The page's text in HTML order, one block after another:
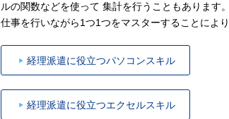
ルの関数などを使って 集計を行うこともあります。
仕事を行いながら1つ1つをマスターすることによ
経理派遣に役立つパソコンスキル
経理派遣に役立つエクセルスキル